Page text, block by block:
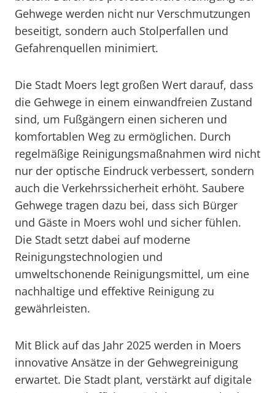
Gehwege werden nicht nur Verschmutzungen
beseitigt, sondern auch Stolperfallen und
Gefahrenquellen minimiert.
Die Stadt Moers legt großen Wert darauf, dass
die Gehwege in einem einwandfreien Zustand
sind, um Fußgängern einen sicheren und
komfortablen Weg zu ermöglichen. Durch
regelmäßige Reinigungsmaßnahmen wird nicht
nur der optische Eindruck verbessert, sondern
auch die Verkehrssicherheit erhöht. Saubere
Gehwege tragen dazu bei, dass sich Bürger
und Gäste in Moers wohl und sicher fühlen.
Die Stadt setzt dabei auf moderne
Reinigungstechnologien und
umweltschonende Reinigungsmittel, um eine
nachhaltige und effektive Reinigung zu
gewährleisten.
Mit Blick auf das Jahr 2025 werden in Moers
innovative Ansätze in der Gehwegreinigung
erwartet. Die Stadt plant, verstärkt auf digitale